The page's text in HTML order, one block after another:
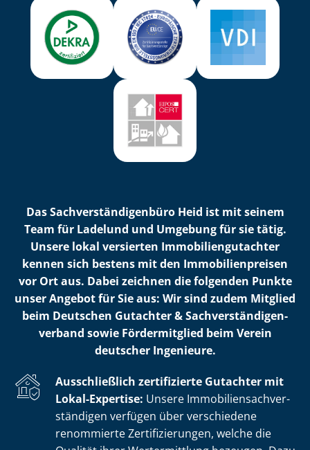
Das Sach­ver­stän­di­gen­bü­ro Heid ist mit seinem
Team für Ladelund und Umgebung für sie tätig.
Unsere lokal versierten Im­mo­bi­li­en­gut­ach­ter
kennen sich bestens mit den Im­mo­bi­li­en­prei­sen
vor Ort aus. Dabei zeichnen die folgenden Punkte
unser Angebot für Sie aus: Wir sind zudem Mitglied
beim Deutschen Gutachter & Sach­ver­stän­di­gen­
ver­band sowie Fördermitglied beim Verein
deutscher Ingenieure.
Ausschließlich zertifizierte Gutachter mit
Lokal-Expertise: Unsere Im­mo­bi­li­en­sach­ver­
stän­di­gen verfügen über verschiedene
renommierte Zer­ti­fi­zie­run­gen, welche die